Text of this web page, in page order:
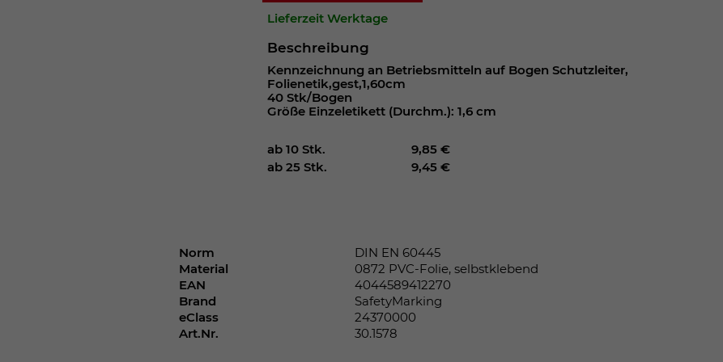
Lieferzeit Werktage
Beschreibung
Kennzeichnung an Betriebsmitteln auf Bogen Schutzleiter,
Folienetik,gest,1,60cm
40 Stk/Bogen
Größe Einzeletikett (Durchm.): 1,6 cm
ab 10 Stk.
9,85 €
ab 25 Stk.
9,45 €
Norm
DIN EN 60445
Material
0872 PVC-Folie, selbstklebend
EAN
4044589412270
Brand
SafetyMarking
eClass
24370000
Art.Nr.
30.1578
Dieses Cookie wird verwendet, um Ihre
Cookie-Einstellungen für diese Website zu